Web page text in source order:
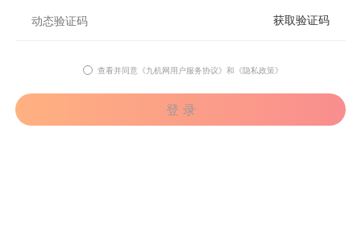
获取验证码
查看并同意 《九机网用户服务协议》 和 《隐私政策》
登 录